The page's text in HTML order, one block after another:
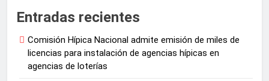
Entradas recientes
Comisión Hípica Nacional admite emisión de miles de
licencias para instalación de agencias hípicas en
agencias de loterías